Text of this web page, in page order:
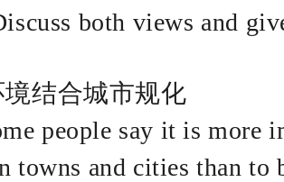
both views and
结合城市规化
people say it is more
towns and cities than